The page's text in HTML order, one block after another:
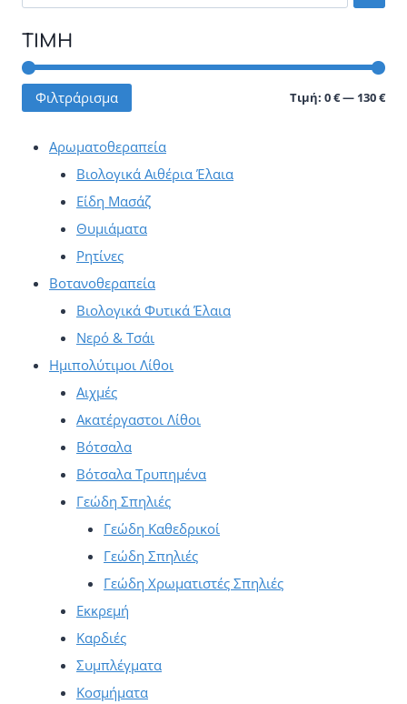
μπορούν
να
ΤΙΜΉ
Φιλτράρισμα Τιμή: 0 €— 130 €
Αρωματοθεραπεία
Βιολογικά Αιθέρια Έλαια
Είδη Μασάζ
Θυμιάματα
Ρητίνες
Βοτανοθεραπεία
Βιολογικά Φυτικά Έλαια
Νερό & Τσάι
Ημιπολύτιμοι Λίθοι
Αιχμές
Ακατέργαστοι Λίθοι
Βότσαλα
Βότσαλα Τρυπημένα
Γεώδη Σπηλιές
Γεώδη Καθεδρικοί
Γεώδη Σπηλιές
Γεώδη Χρωματιστές Σπηλιές
Εκκρεμή
Καρδιές
Συμπλέγματα
Κοσμήματα